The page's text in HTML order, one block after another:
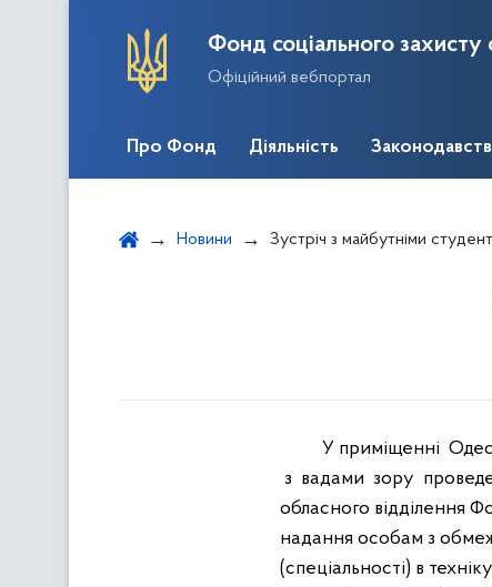
Фонд соціального захисту
Офіційний вебпортал
Про Фонд Діяльність
Новини Зустріч з майбутніми
У приміщенні
з вадами зору
обласного відділення
надання особам з
(спеціальності) в